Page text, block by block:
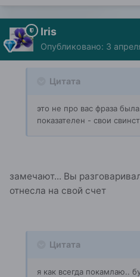
Iris
Опубликовано: 3
Цитата
это не про вас фраза
показателен - свои
замечают... Вы
отнесла на свой счет
Цитата
я как всегда покамлаю..